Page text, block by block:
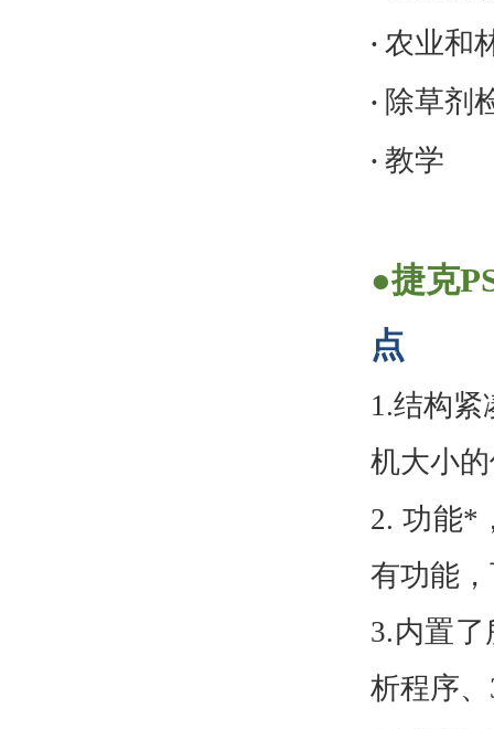
· 农业和
· 除草剂
· 教学
●捷克
点
1.结构紧
机大小
2. 功能*
有功能
3.内置
析程序